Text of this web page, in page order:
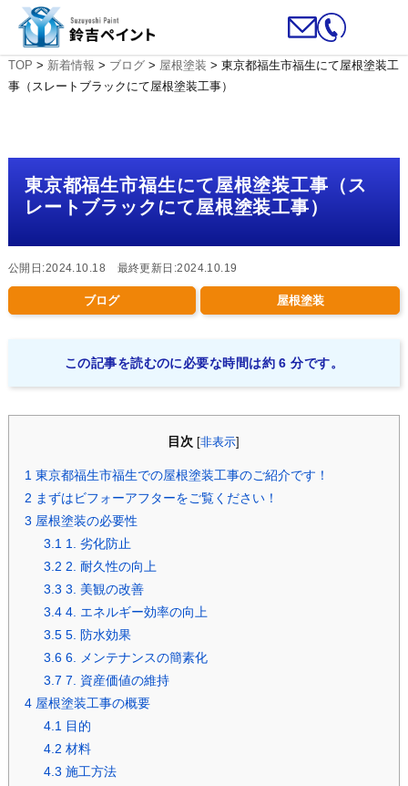
TOP > 新着情報 > ブログ> 屋根塗装 > 東京都福生市福生にて屋根塗装工
事（スレートブラックにて屋根塗装工事）
東京都福生市福生にて屋根塗装工事（ス
レートブラックにて屋根塗装工事）
公開日:2024.10.18 最終更新日:2024.10.19
ブログ 屋根塗装
この記事を読むのに必要な時間は約 6 分です。
目次 [非表示
1東京都福生市福生での屋根塗装工事のご紹介です！
2 まずはビフォーアフターをご覧ください！
3 屋根塗装の必要性
3.11. 劣化防止
3.2 2. 耐久性の向上
3.3 3. 美観の改善
3.44. エネルギー効率の向上
3.55. 防水効果
3.66. メンテナンスの簡素化
3.7 7. 資産価値の維持
4屋根塗装工事の概要
4.1目的
4.2 材料
4.3 施工方法